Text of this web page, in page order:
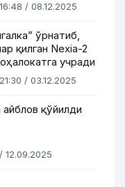
16:48 / 08.12.2025
ўрнатиб,
қилган Nexia-2
учради
21:30 / 03.12.2025
айблов қўйилди
12.09.2025